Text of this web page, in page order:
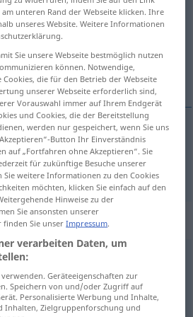
anklicken/antippen)
ileri
anklicken/antippen)
unteren Rand der Webseite klicken. Ihre
unseres Website. Weitere Informationen
Sie unsere Webseite bestmöglich nutzen
können. Notwendige,
die für den Betrieb der Webseite
unserer Webseite erforderlich sind,
Vorauswahl immer auf Ihrem Endgerät
und Cookies, die der Bereitstellung
werden nur gespeichert, wenn Sie uns
Button Ihr Einverständnis
auf „Fortfahren ohne Akzeptieren“. Sie
für zukünftige Besuche unserer
Sie weitere Informationen zu den Cookies
möchten, klicken Sie einfach auf den
Hinweise zu der
Sie ansonsten unserer
finden Sie unserImpressum.
verarbeiten Daten, um
Geräteeigenschaften zur
Speichern von und/oder Zugriff auf
Personalisierte Werbung und Inhalte,
Inhalten, Zielgruppenforschung und